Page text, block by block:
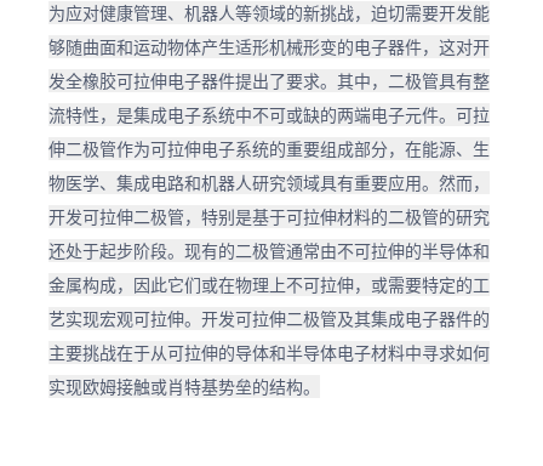
为应对健康管理、机器人等领域的新挑战，迫切需要开发能
够随曲面和运动物体产生适形机械形变的电子器件，这对开
发全橡胶可拉伸电子器件提出了要求。其中，二极管具有整
流特性，是集成电子系统中不可或缺的两端电子元件。可拉
伸二极管作为可拉伸电子系统的重要组成部分，在能源、生
物医学、集成电路和机器人研究领域具有重要应用。然而，
开发可拉伸二极管，特别是基于可拉伸材料的二极管的研究
还处于起步阶段。现有的二极管通常由不可拉伸的半导体和
金属构成，因此它们或在物理上不可拉伸，或需要特定的工
艺实现宏观可拉伸。开发可拉伸二极管及其集成电子器件的
主要挑战在于从可拉伸的导体和半导体电子材料中寻求如何
实现欧姆接触或肖特基势垒的结构。